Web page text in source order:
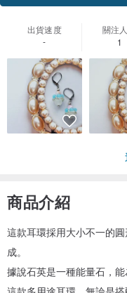
出貨速度
-
關注
1
商品介紹
這款耳環採用大小不一的
成。
據說石英是一種能量石，能